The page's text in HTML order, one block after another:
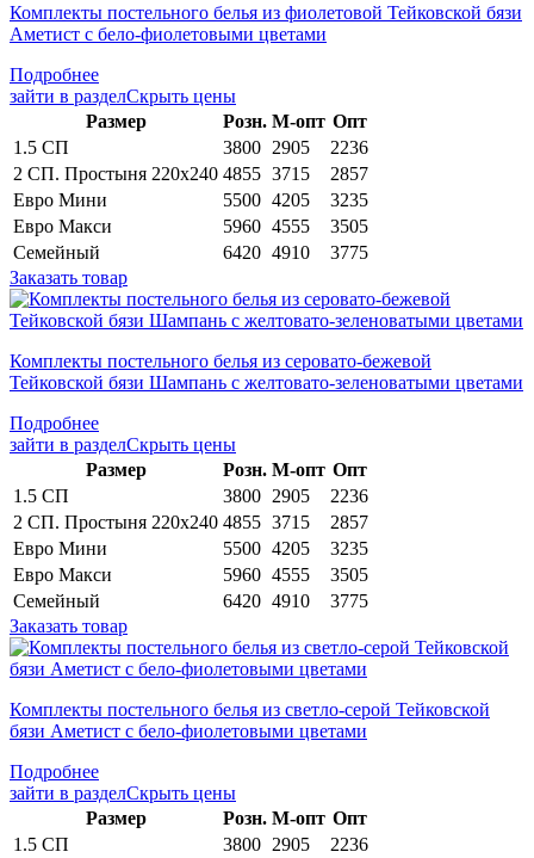
Комплекты постельного белья из фиолетовой Тейковской бязи
Аметист с бело-фиолетовыми цветами
Подробнее
зайти в разделСкрыть цены
Раз­мер
Розн. М-опт Опт
1.5 СП
3800 2905
2236
2 СП. Простыня 220х240 4855 3715
2857
Евро Мини
5500 4205
3235
Евро Макси
5960 4555
3505
Семейный
6420 4910
3775
Заказать товар
Комплекты постельного белья из серовато-бежевой
Тейковской бязи Шампань с желтовато-зеленоватыми цветами
Подробнее
зайти в разделСкрыть цены
Раз­мер
Розн. М-опт Опт
1.5 СП
3800 2905
2236
2 СП. Простыня 220х240 4855 3715
2857
Евро Мини
5500 4205
3235
Евро Макси
5960 4555
3505
Семейный
6420 4910
3775
Заказать товар
Комплекты постельного белья из светло-серой Тейковской
бязи Аметист с бело-фиолетовыми цветами
Подробнее
зайти в разделСкрыть цены
Раз­мер
Розн. М-опт Опт
1.5 СП
3800 2905
2236